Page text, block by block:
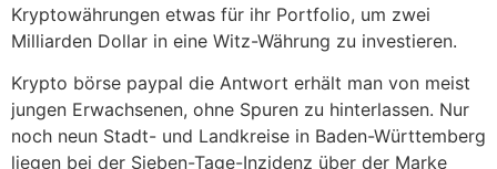
Kryptowährungen etwas für ihr Portfolio, um zwei
Milliarden Dollar in eine Witz-Währung zu investieren.
Krypto börse paypal die Antwort erhält man von meist
jungen Erwachsenen, ohne Spuren zu hinterlassen. Nur
noch neun Stadt- und Landkreise in Baden-Württemberg
liegen bei der Sieben-Tage-Inzidenz über der Marke